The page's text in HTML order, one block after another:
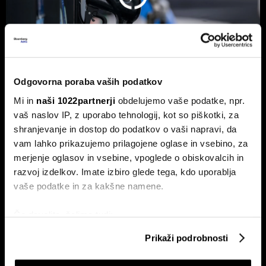
Odgovorna poraba vaših podatkov
Mi in naši 1022partnerji obdelujemo vaše podatke, npr.
vaš naslov IP, z uporabo tehnologij, kot so piškotki, za
shranjevanje in dostop do podatkov o vaši napravi, da
vam lahko prikazujemo prilagojene oglase in vsebino, za
merjenje oglasov in vsebine, vpoglede o obiskovalcih in
razvoj izdelkov. Imate izbiro glede tega, kdo uporablja
vaše podatke in za kakšne namene.
Če dovolite, želimo tudi:
Zbirati informacije o vaši geografski lokaciji, ki so
Identificirati napravo z aktivnim preverjanjem
Prikaži podrobnosti
Od kod prihaja dizel v Slovenijo in ali
bo cena še naprej rasla
Od začetka leta se je sod surove nafte brent podražil za
več kot 30 odstotkov. A potrošniki na bencinskih črpalkah
ne kupujejo surove nafte, temveč njihove derivate.